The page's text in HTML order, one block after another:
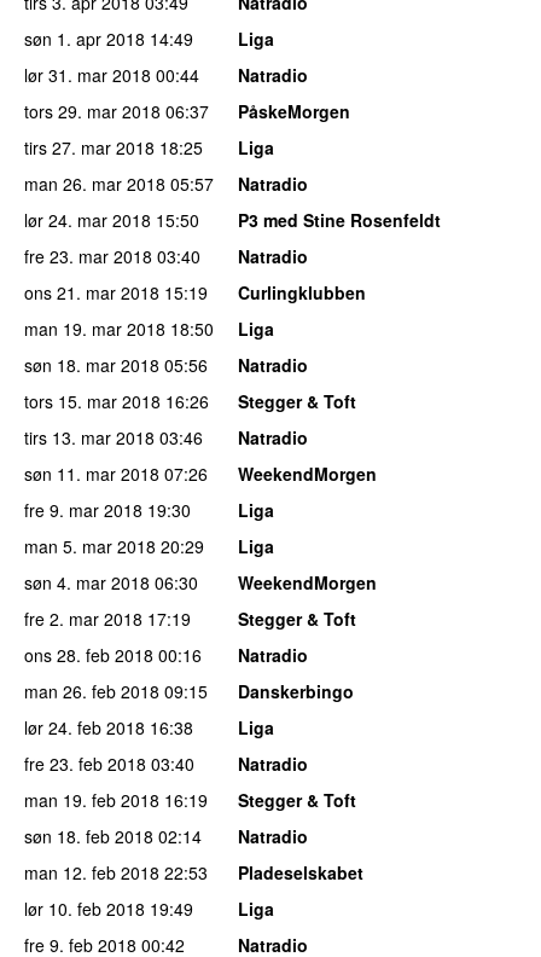
søn 1. apr 2018 14:49
Liga
lør 31. mar 2018 00:44
Natradio
tors 29. mar 2018 06:37
PåskeMorgen
tirs 27. mar 2018 18:25
Liga
man 26. mar 2018 05:57
Natradio
lør 24. mar 2018 15:50
P3 med Stine Rosenfeldt
fre 23. mar 2018 03:40
Natradio
ons 21. mar 2018 15:19
Curlingklubben
man 19. mar 2018 18:50
Liga
søn 18. mar 2018 05:56
Natradio
tors 15. mar 2018 16:26
Stegger & Toft
tirs 13. mar 2018 03:46
Natradio
søn 11. mar 2018 07:26
WeekendMorgen
fre 9. mar 2018 19:30
Liga
man 5. mar 2018 20:29
Liga
søn 4. mar 2018 06:30
WeekendMorgen
fre 2. mar 2018 17:19
Stegger & Toft
ons 28. feb 2018 00:16
Natradio
man 26. feb 2018 09:15
Danskerbingo
lør 24. feb 2018 16:38
Liga
fre 23. feb 2018 03:40
Natradio
man 19. feb 2018 16:19
Stegger & Toft
søn 18. feb 2018 02:14
Natradio
man 12. feb 2018 22:53
Pladeselskabet
lør 10. feb 2018 19:49
Liga
fre 9. feb 2018 00:42
Natradio